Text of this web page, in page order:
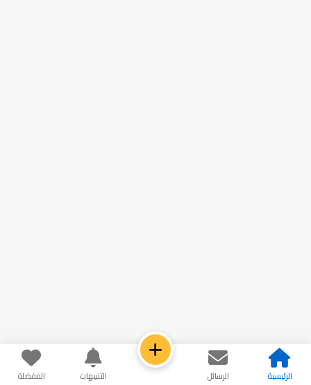
الرئيسية الرسائل التنبيهات المفضلة